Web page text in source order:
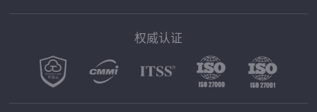
权威认证